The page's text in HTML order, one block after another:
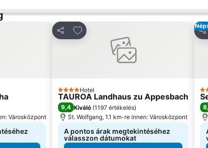
Városközpont
Megosztás
Hozzáadás a kedvencekhez
4 Kategória
Hotel
TAUROA Landhaus zu Appesbach
9,4 Kiváló (1197 értékelés)
St. Wolfgang, 1.1 km-re innen: Városközpont
A pontos árak megtekintéséhez
válasszon dátumokat
3